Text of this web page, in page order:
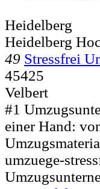
Heidelberg
Heidelberg
49 Stressfrei
45425
Velbert
#1
einer Hand:
umzuege-